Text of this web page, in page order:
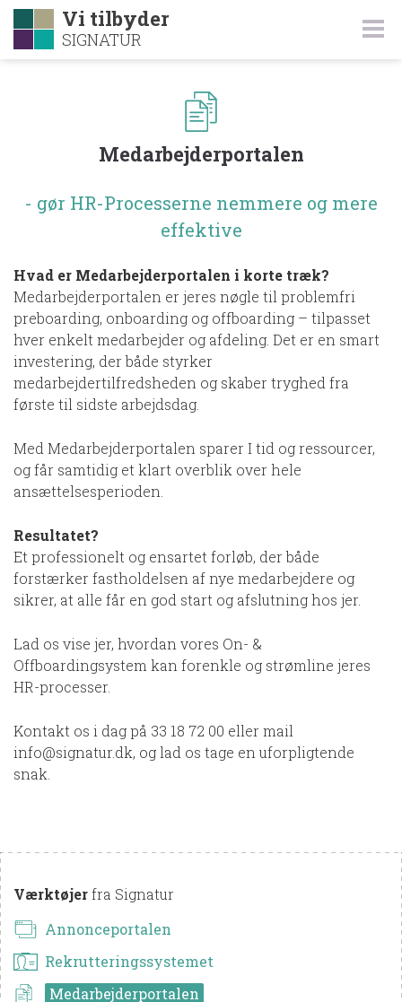
Vi tilbyder
SIGNATUR
Medarbejderportalen
- gør HR-Processerne nemmere og mere
effektive
Hvad er Medarbejderportalen i korte træk?
Medarbejderportalen er jeres nøgle til problemfri
preboarding, onboarding og offboarding – tilpasset
hver enkelt medarbejder og afdeling. Det er en smart
investering, der både styrker
medarbejdertilfredsheden og skaber tryghed fra
første til sidste arbejdsdag.
Med Medarbejderportalen sparer I tid og ressourcer,
og får samtidig et klart overblik over hele
ansættelsesperioden.
Resultatet?
Et professionelt og ensartet forløb, der både
forstærker fastholdelsen af nye medarbejdere og
sikrer, at alle får en god start og afslutning hos jer.
Lad os vise jer, hvordan vores On- &
Offboardingsystem kan forenkle og strømline jeres
HR-processer.
Kontakt os i dag på 33 18 72 00 eller mail
info@signatur.dk, og lad os tage en uforpligtende
snak.
Værktøjerfra Signatur
Annonceportalen
Rekrutteringssystemet
Medarbejderportalen